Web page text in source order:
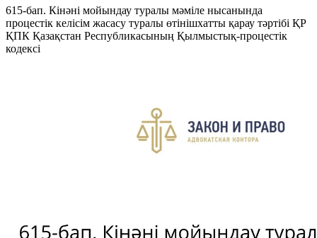
615-бап. Кінәні мойындау туралы мәміле нысанында
процестік келісім жасасу туралы өтінішхатты қарау тәртібі ҚР
ҚПК Қазақстан Республикасының Қылмыстық-процестік
кодексi